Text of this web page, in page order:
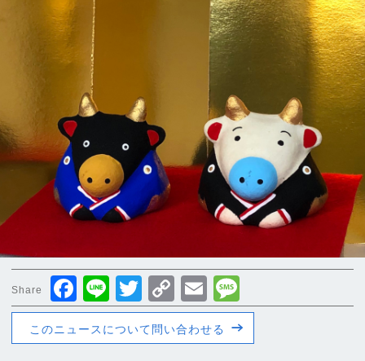
Share Facebook
LineTwitter
Copy
Link
Email
このニュースについて問い合わせる